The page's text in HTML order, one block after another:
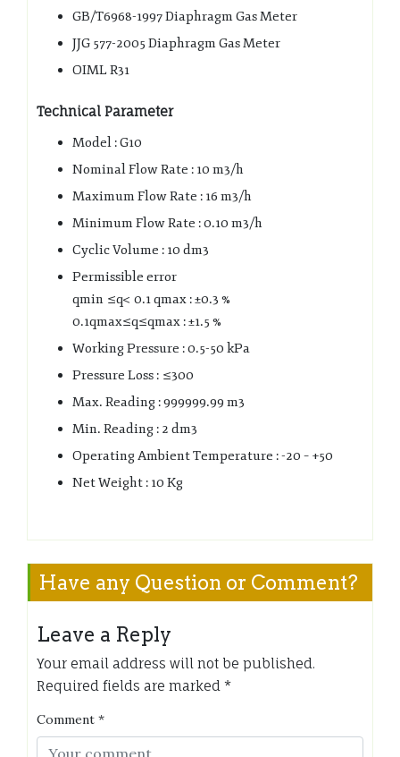
GB/T6968-1997 Diaphragm Gas Meter
JJG 577-2005 Diaphragm Gas Meter
OIML R31
Technical Parameter
Model : G10
Nominal Flow Rate : 10 m3/h
Maximum Flow Rate : 16 m3/h
Minimum Flow Rate : 0.10 m3/h
Cyclic Volume : 10 dm3
Permissible error
qmin ≤q< 0.1 qmax : ±0.3 %
0.1qmax≤q≤qmax : ±1.5 %
Working Pressure : 0.5-50 kPa
Pressure Loss : ≤300
Max. Reading : 999999.99 m3
Min. Reading : 2 dm3
Operating Ambient Temperature : -20 – +50
Net Weight : 10 Kg
Have any Question or Comment?
Leave a Reply
Your email address will not be published.
Required fields are marked *
Comment *